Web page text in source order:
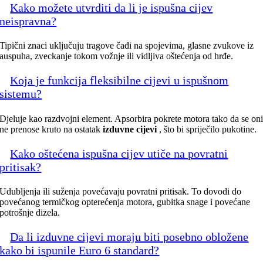
Kako možete utvrditi da li je ispušna cijev
neispravna?
Tipični znaci uključuju tragove čađi na spojevima, glasne zvukove iz
auspuha, zveckanje tokom vožnje ili vidljiva oštećenja od hrđe.
Koja je funkcija fleksibilne cijevi u ispušnom
sistemu?
Djeluje kao razdvojni element. Apsorbira pokrete motora tako da se oni
ne prenose kruto na ostatakizduvne cijevi , što bi spriječilo pukotine.
Kako oštećena ispušna cijev utiče na povratni
pritisak?
Udubljenja ili suženja povećavaju povratni pritisak. To dovodi do
povećanog termičkog opterećenja motora, gubitka snage i povećane
potrošnje dizela.
Da li izduvne cijevi moraju biti posebno obložene
kako bi ispunile Euro 6 standard?